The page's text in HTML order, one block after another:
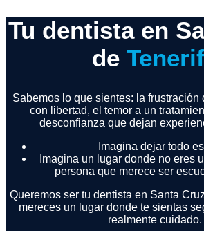
Tu dentista en
de
Sabemos lo que sientes: la frustración
con libertad, el temor a un
desconfianza que dejan
Imagina dejar todo
Imagina un lugar donde no eres
persona que merece ser
Queremos ser tu dentista en Santa
mereces un lugar donde te sientas
realmente cuidado.